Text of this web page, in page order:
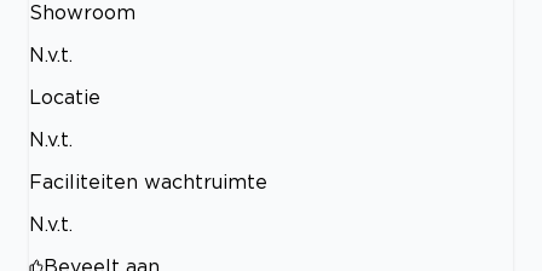
Showroom
N.v.t.
Locatie
N.v.t.
Faciliteiten wachtruimte
N.v.t.
Beveelt aan